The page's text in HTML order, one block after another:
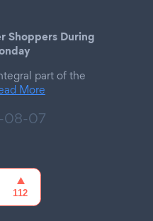
Shoppers During
part of the
More
08-07